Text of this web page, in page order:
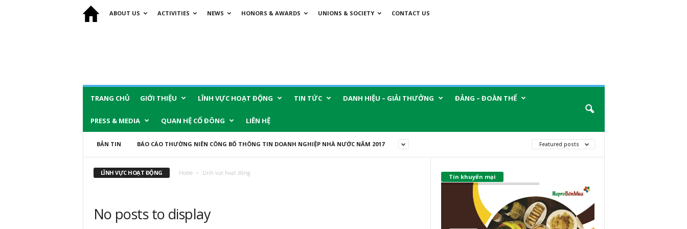
ABOUT US ACTIVITIES NEWS HONORS & AWARDS UNIONS & SOCIETY CONTACT US
TRANG CHỦ GIỚI THIỆU LĨNH VỰC HOẠT ĐỘNG TIN TỨC DANH HIỆU – GIẢI THƯỞNG ĐẢNG – ĐOÀN THỂ
PRESS & MEDIA QUAN HỆ CỔ ĐÔNG LIÊN HỆ
BẢN TIN BÁO CÁO THƯỜNG NIÊN CÔNG BỐ THÔNG TIN DOANH NGHIỆP NHÀ NƯỚC NĂM 2017 Featured posts
LĨNH VỰC HOẠT ĐỘNG Home Lĩnh vực hoạt động
No posts to display
Tin khuyến mại